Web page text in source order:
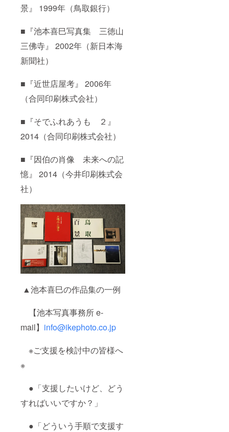
景』 1999年（鳥取銀行）
■『池本喜巳写真集 三徳山
三佛寺』 2002年（新日本海
新聞社）
■『近世店屋考』 2006年
（合同印刷株式会社）
■『そでふれあうも ２』
2014（合同印刷株式会社）
■『因伯の肖像 未来への記
憶』 2014（今井印刷株式会
社）
▲池本喜巳の作品集の一例
【池本写真事務所 e-
mail】 info@ikephoto.co.jp
※ご支援を検討中の皆様へ
※
●「支援したいけど、どう
すればいいですか？」
●「どういう手順で支援す